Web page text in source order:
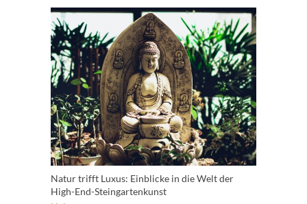
Natur trifft Luxus: Einblicke in die Welt der
High-End-Steingartenkunst